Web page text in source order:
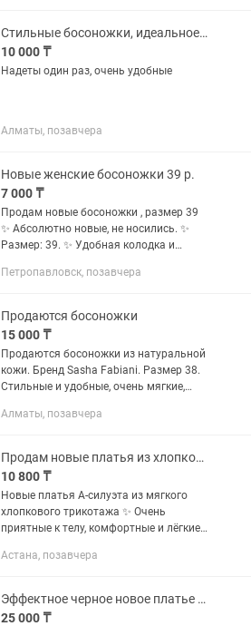
Стильные босоножки, идеальное состояние
10 000 ₸
Надеты один раз, очень удобные
Алматы, позавчера
Новые женские босоножки 39 р.
7 000 ₸
Продам новые босоножки , размер 39
✨ Абсолютно новые, не носились. ✨
Размер: 39. ✨ Удобная колодка и
повседневной носки, так и для особых
Петропавловск, позавчера
Продаются босоножки
15 000 ₸
Продаются босоножки из натуральной
кожи. Бренд Sasha Fabiani. Размер 38.
Стильные и удобные, очень мягкие,
колодка супер, размер в размер
Алматы, позавчера
Продам новые платья из хлопкового трикотажа,приятное к телу подходят до 56
10 800 ₸
Новые платья А-силуэта из мягкого
хлопкового трикотажа ✨ Очень
приятные к телу, комфортные и лёгкие
мандариновый 🖋 чернильно-синий
Астана, позавчера
Эффектное черное новое платье с открытой спиной
25 000 ₸